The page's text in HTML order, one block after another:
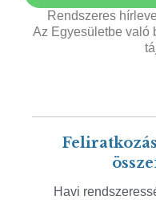
Rendszeres
Az Egyesületbe való
Havi